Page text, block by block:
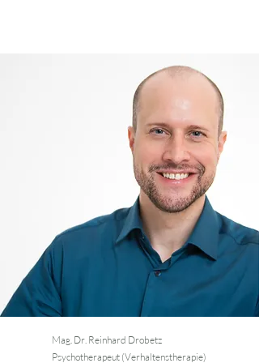
Mag. Dr. Reinhard Drobetz
Psychotherapeut (Verhaltenstherapie)